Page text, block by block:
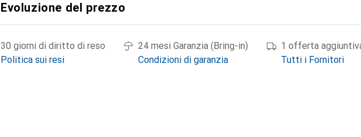
Evoluzione del prezzo
30 giorni di diritto di reso
Politica sui resi
24 mesi Garanzia (Bring-in)
Condizioni di garanzia
1 offerta
Tutti i Fornitori